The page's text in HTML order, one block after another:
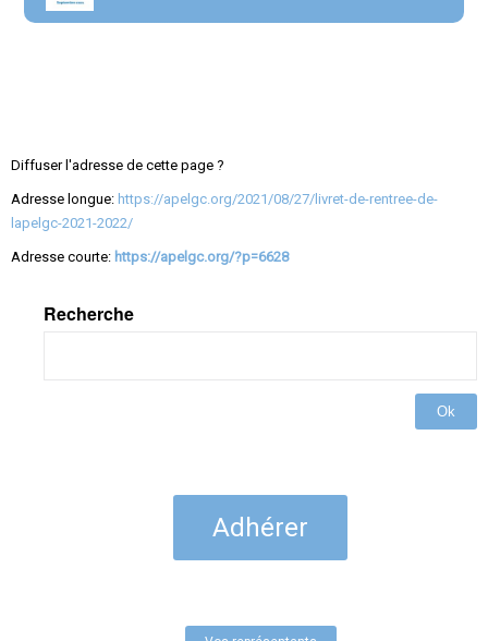
Diffuser l'adresse de cette page ?
Adresse longue: https://apelgc.org/2021/08/27/livret-de-rentree-de-
lapelgc-2021-2022/
Adresse courte: https://apelgc.org/?p=6628
Recherche
Ok
Adhérer